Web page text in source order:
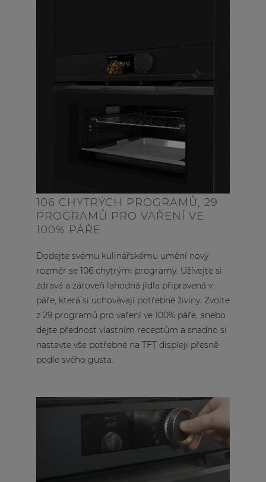
106 CHYTRÝCH PROGRAMŮ, 29
PROGRAMŮ PRO VAŘENÍ VE
100% PÁŘE
Dodejte svému kulinářskému umění nový
rozměr se 106 chytrými programy. Užívejte si
zdravá a zároveň lahodná jídla připravená v
páře, která si uchovávají potřebné živiny. Zvolte
z 29 programů pro vaření ve 100% páře, anebo
dejte přednost vlastním receptům a snadno si
nastavte vše potřebné na TFT displeji přesně
podle svého gusta.